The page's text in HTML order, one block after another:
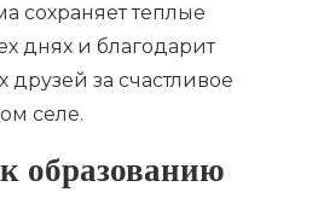
сохраняет теплые
днях и благодарит
за счастливое
селе.
образованию